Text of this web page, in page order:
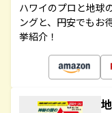
ハワイのプロと地球
ングと、円安でもお
挙紹介！